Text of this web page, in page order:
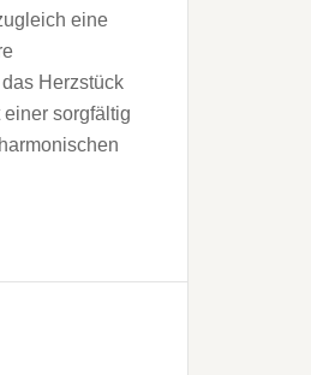
eine
Herzstück
sorgfältig